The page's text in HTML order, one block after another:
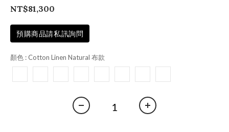
NT$81,300
預購商品請私訊詢問
顏色 : Cotton Linen Natural 布款